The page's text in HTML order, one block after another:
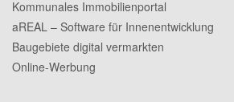
Kommunales Immobilienportal
aREAL – Software für Innenentwicklung
Baugebiete digital vermarkten
Online-Werbung